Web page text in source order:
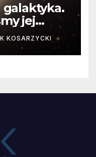
galaktyka.
jej
KOSARZYCKI